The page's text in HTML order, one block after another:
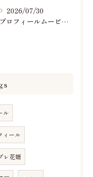
2026/07/30
プロフィールムービーで人気おすすめのBGM楽曲ランキング！(7/29最新)
ル
ィール
レ花婿